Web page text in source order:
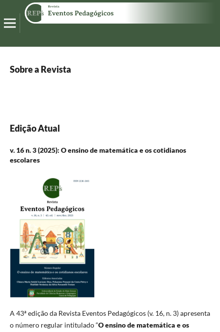
Sobre a Revista
Edição Atual
v. 16 n. 3 (2025): O ensino de matemática e os cotidianos
escolares
A 43ª edição da Revista Eventos Pedagógicos (v. 16, n. 3) apresenta
o número regular intitulado “O ensino de matemática e os